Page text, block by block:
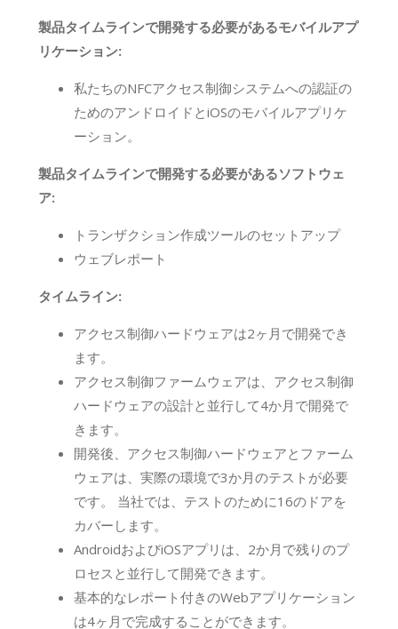
製品タイムラインで開発する必要があるモバイルアプ
リケーション:
私たちのNFCアクセス制御システムへの認証の
ためのアンドロイドとiOSのモバイルアプリケ
ーション。
製品タイムラインで開発する必要があるソフトウェ
ア:
トランザクション作成ツールのセットアップ
ウェブレポート
タイムライン:
アクセス制御ハードウェアは2ヶ月で開発でき
ます。
アクセス制御ファームウェアは、アクセス制御
ハードウェアの設計と並行して4か月で開発で
きます。
開発後、アクセス制御ハードウェアとファーム
ウェアは、実際の環境で3か月のテストが必要
です。 当社では、テストのために16のドアを
カバーします。
AndroidおよびiOSアプリは、2か月で残りのプ
ロセスと並行して開発できます。
基本的なレポート付きのWebアプリケーション
は4ヶ月で完成することができます。